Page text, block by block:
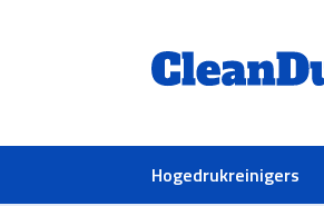
Hogedrukreinigers